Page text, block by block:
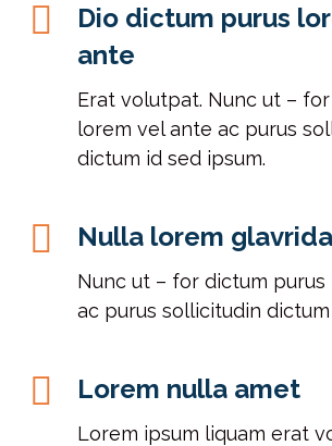
Dio dictum purus
ante
Erat volutpat. Nunc ut –
lorem vel ante ac purus
dictum id sed ipsum.
Nulla lorem
Nunc ut – for dictum
ac purus sollicitudin dictum
Lorem nulla amet
Lorem ipsum liquam erat